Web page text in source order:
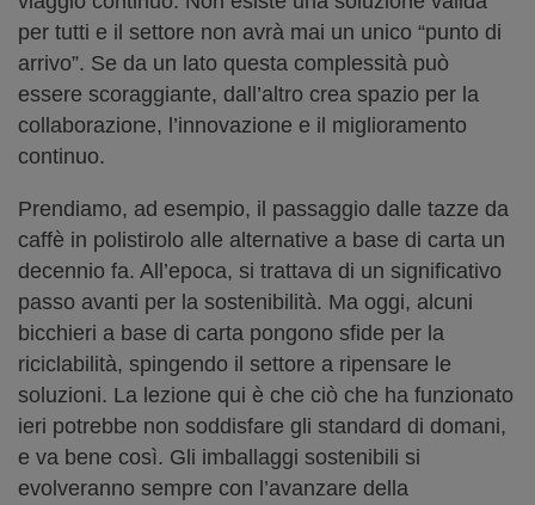
per tutti e il settore non avrà mai un unico “punto di
arrivo”. Se da un lato questa complessità può
essere scoraggiante, dall’altro crea spazio per la
collaborazione, l’innovazione e il miglioramento
continuo.
Prendiamo, ad esempio, il passaggio dalle tazze da
caffè in polistirolo alle alternative a base di carta un
decennio fa. All’epoca, si trattava di un significativo
passo avanti per la sostenibilità. Ma oggi, alcuni
bicchieri a base di carta pongono sfide per la
riciclabilità, spingendo il settore a ripensare le
soluzioni. La lezione qui è che ciò che ha funzionato
ieri potrebbe non soddisfare gli standard di domani,
e va bene così. Gli imballaggi sostenibili si
evolveranno sempre con l’avanzare della